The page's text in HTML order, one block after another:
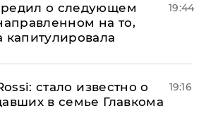
о следующем
на то,
капитулировала
19:44
стало известно о
в семье Главкома
19:16